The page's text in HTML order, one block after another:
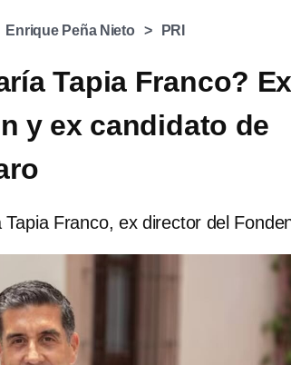
Enrique Peña Nieto PRI
Tapia Franco?
y ex candidato de
Franco, ex director del